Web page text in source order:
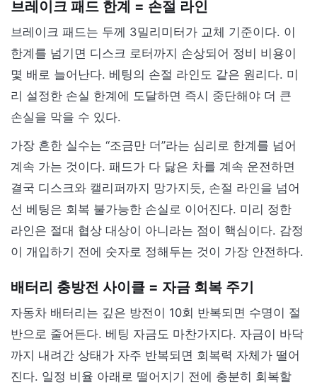
브레이크 패드 한계 = 손절 라인
브레이크 패드는 두께 3밀리미터가 교체 기준이다. 이
한계를 넘기면 디스크 로터까지 손상되어 정비 비용이
몇 배로 늘어난다. 베팅의 손절 라인도 같은 원리다. 미
리 설정한 손실 한계에 도달하면 즉시 중단해야 더 큰
손실을 막을 수 있다.
가장 흔한 실수는 “조금만 더”라는 심리로 한계를 넘어
계속 가는 것이다. 패드가 다 닳은 차를 계속 운전하면
결국 디스크와 캘리퍼까지 망가지듯, 손절 라인을 넘어
선 베팅은 회복 불가능한 손실로 이어진다. 미리 정한
라인은 절대 협상 대상이 아니라는 점이 핵심이다. 감정
이 개입하기 전에 숫자로 정해두는 것이 가장 안전하다.
배터리 충방전 사이클 = 자금 회복 주기
자동차 배터리는 깊은 방전이 10회 반복되면 수명이 절
반으로 줄어든다. 베팅 자금도 마찬가지다. 자금이 바닥
까지 내려간 상태가 자주 반복되면 회복력 자체가 떨어
진다. 일정 비율 아래로 떨어지기 전에 충분히 회복할